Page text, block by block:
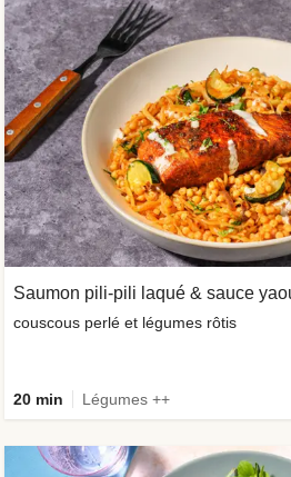
Saumon pili-pili laqué & sauce
couscous perlé et légumes rôtis
20 min Légumes ++